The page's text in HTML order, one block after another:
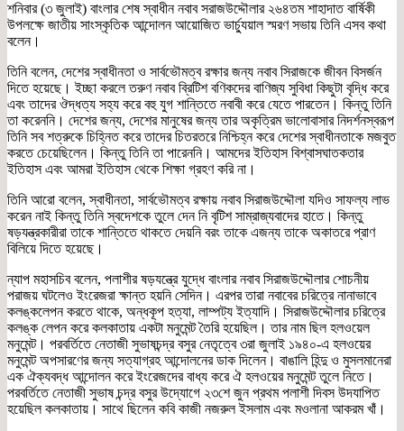
শনিবার (৩ জুলাই) বাংলার শেষ স্বাধীন নবাব সরাজউদ্দৌলার ২৬৪তম শাহাদাত বার্ষিকী
উপলক্ষে জাতীয় সাংস্কৃতিক আন্দোলন আয়োজিত ভার্চ্যুয়াল স্মরণ সভায় তিনি এসব কথা
বলেন।
তিনি বলেন, দেশের স্বাধীনতা ও সার্বভৌমত্ব রক্ষার জন্য নবাব সিরাজকে জীবন বিসর্জন
দিতে হয়েছে। ইচ্ছা করলে তরুণ নবাব ব্রিটিশ বণিকদের বাণিজ্য সুবিধা কিছুটা বৃদ্ধি করে
এবং তাদের ঔদ্ধত্য সহ্য করে বহু যুগ শান্তিতে নবাবী করে যেতে পারতেন। কিন্তু তিনি
তা করেননি। দেশের জন্য, দেশের মানুষের জন্য তার অকৃত্রিম ভালোবাসার নিদর্শনস্বরূপ
তিনি সব শত্রুকে চিহ্নিত করে তাদের চিতরতরে নিশ্চিহ্ন করে দেশের স্বাধীনতাকে মজবুত
করতে চেয়েছিলেন। কিন্তু তিনি তা পারেননি। আমদের ইতিহাস বিশ্বাসঘাতকতার
ইতিহাস এবং আমরা ইতিহাস থেকে শিক্ষা গ্রহণ করি না।
তিনি আরো বলেন, স্বাধীনতা, সার্বভৌমত্ব রক্ষায় নবাব সিরাজউদ্দৌলা যদিও সাফল্য লাভ
করেন নাই কিন্তু তিনি স্বদেশকে তুলে দেন নি বৃটিশ সাম্রাজ্যবাদের হাতে। কিন্তু
ষড়যন্ত্রকারীরা তাকে শান্তিতে থাকতে দেয়নি বরং তাকে এজন্য তাকে অকাতরে প্রাণ
বিলিয়ে দিতে হয়েছে।
ন্যাপ মহাসচিব বলেন, পলাশীর ষড়যন্ত্রে যুদ্ধে বাংলার নবাব সিরাজউদ্দৌলার শোচনীয়
পরাজয় ঘটলেও ইংরেজরা ক্ষান্ত হয়নি সেদিন। এরপর তারা নবাবের চরিত্রে নানাভাবে
কলঙ্কলেপন করতে থাকে, অন্ধকূপ হত্যা, লাম্পট্য ইত্যাদি। সিরাজউদ্দৌলার চরিত্রে
কলঙ্ক লেপন করে কলকাতায় একটা মনুমেন্ট তৈরি হয়েছিল। তার নাম ছিল হলওয়েল
মনুমেন্ট। পরবর্তিতে নেতাজী সুভাষচন্দ্র বসুর নেতৃত্বে ৩রা জুলাই ১৯৪০-এ হলওয়ের
মনুমেন্ট অপসারণের জন্য সত্যাগ্রহ আন্দোলনের ডাক দিলেন। বাঙালি হিন্দু ও মুসলমানেরা
এক ঐক্যবদ্ধ আন্দোলন করে ইংরেজদের বাধ্য করে ঐ হলওয়ের মনুমেন্ট তুলে নিতে।
পরবর্তিতে নেতাজী সুভাষ চন্দ্র বসুর উদ্যোগে ২৩শে জুন প্রথম পলাশী দিবস উদযাপিত
হয়েছিল কলকাতায়। সাথে ছিলেন কবি কাজী নজরুল ইসলাম এবং মওলানা আকরম খাঁ।